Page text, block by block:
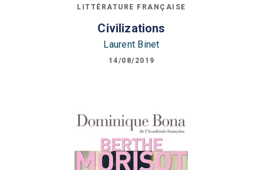
LITTÉRATURE FRANÇAISE
Civilizations
Laurent Binet
14/08/2019